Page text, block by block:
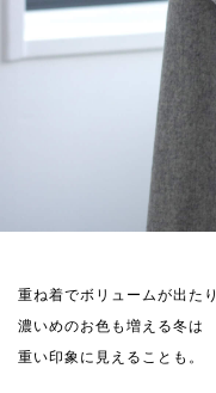
重ね着でボリュームが出たり
濃いめのお色も増える冬は
重い印象に見えることも。